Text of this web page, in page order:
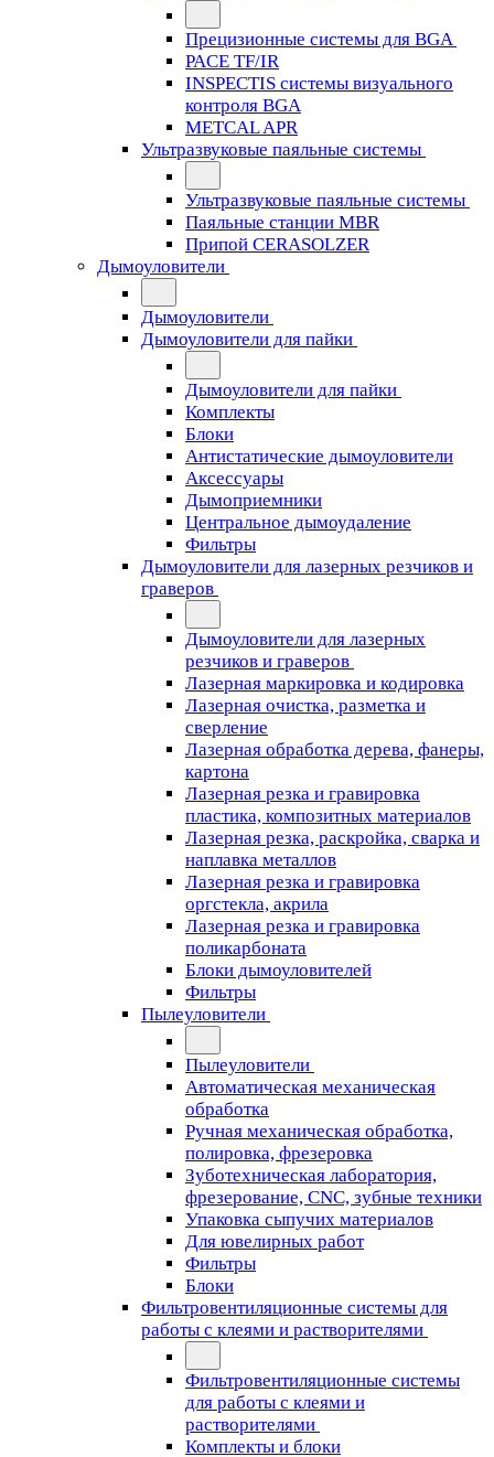
Прецизионные системы для BGA
PACE TF/IR
INSPECTIS системы визуального
контроля BGA
METCAL APR
Ультразвуковые паяльные системы
Ультразвуковые паяльные системы
Паяльные станции MBR
Припой CERASOLZER
Дымоуловители
Дымоуловители
Дымоуловители для пайки
Дымоуловители для пайки
Комплекты
Блоки
Антистатические дымоуловители
Аксессуары
Дымоприемники
Центральное дымоудаление
Фильтры
Дымоуловители для лазерных резчиков и
граверов
Дымоуловители для лазерных
резчиков и граверов
Лазерная маркировка и кодировка
Лазерная очистка, разметка и
сверление
Лазерная обработка дерева, фанеры,
картона
Лазерная резка и гравировка
пластика, композитных материалов
Лазерная резка, раскройка, сварка и
наплавка металлов
Лазерная резка и гравировка
оргстекла, акрила
Лазерная резка и гравировка
поликарбоната
Блоки дымоуловителей
Фильтры
Пылеуловители
Пылеуловители
Автоматическая механическая
обработка
Ручная механическая обработка,
полировка, фрезеровка
Зуботехническая лаборатория,
фрезерование, CNC, зубные техники
Упаковка сыпучих материалов
Для ювелирных работ
Фильтры
Блоки
Фильтровентиляционные системы для
работы с клеями и растворителями
Фильтровентиляционные системы
для работы с клеями и
растворителями
Комплекты и блоки